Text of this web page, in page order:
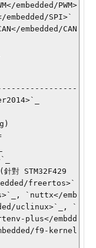
embedded/PWM>
SPI>`
embedded/CAN
對 STM32F429
freertos>`
`nuttx</emb
uclinux>`_, `
plus</embdd
f9-kernel